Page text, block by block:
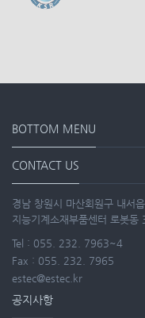
BOTTOM MENU
CONTACT US
경남 창원시 마산회원구 내서
지능기계소재부품센터 로봇
Tel : 055. 232. 7963~4
Fax : 055. 232. 7965
estec@estec.kr
공지사항